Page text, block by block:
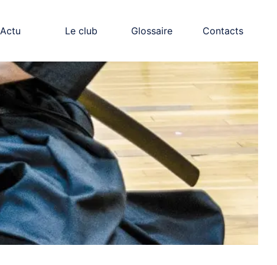
Actu Le club Glossaire Contacts